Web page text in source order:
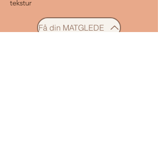
tekstur
Få din MATGLEDE